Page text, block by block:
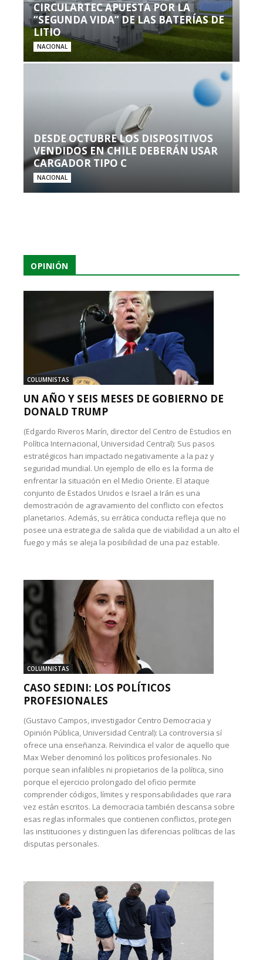
CIRCULARTEC APUESTA POR LA
“SEGUNDA VIDA” DE LAS BATERÍAS DE
LITIO
NACIONAL
DESDE OCTUBRE LOS DISPOSITIVOS
VENDIDOS EN CHILE DEBERÁN USAR
CARGADOR TIPO C
NACIONAL
OPINIÓN
COLUMNISTAS
UN AÑO Y SEIS MESES DE GOBIERNO DE
DONALD TRUMP
(Edgardo Riveros Marín, director del Centro de Estudios en
Política Internacional, Universidad Central): Sus pasos
estratégicos han impactado negativamente a la paz y
seguridad mundial. Un ejemplo de ello es la forma de
enfrentar la situación en el Medio Oriente. El ataque
conjunto de Estados Unidos e Israel a Irán es una
demostración de agravamiento del conflicto con efectos
planetarios. Además, su errática conducta refleja que no
posee una estrategia de salida que de viabilidad a un alto el
fuego y más se aleja la posibilidad de una paz estable.
COLUMNISTAS
CASO SEDINI: LOS POLÍTICOS
PROFESIONALES
(Gustavo Campos, investigador Centro Democracia y
Opinión Pública, Universidad Central): La controversia sí
ofrece una enseñanza. Reivindica el valor de aquello que
Max Weber denominó los políticos profesionales. No
porque sean infalibles ni propietarios de la política, sino
porque el ejercicio prolongado del oficio permite
comprender códigos, límites y responsabilidades que rara
vez están escritos. La democracia también descansa sobre
esas reglas informales que contienen conflictos, protegen
las instituciones y distinguen las diferencias políticas de las
disputas personales.